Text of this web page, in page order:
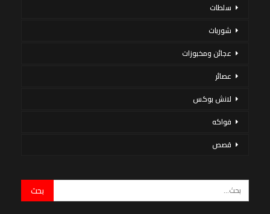
سلطات
شوربات
عجائن ومخبوزات
عصائر
لانش بوكس
فواكه
قصص